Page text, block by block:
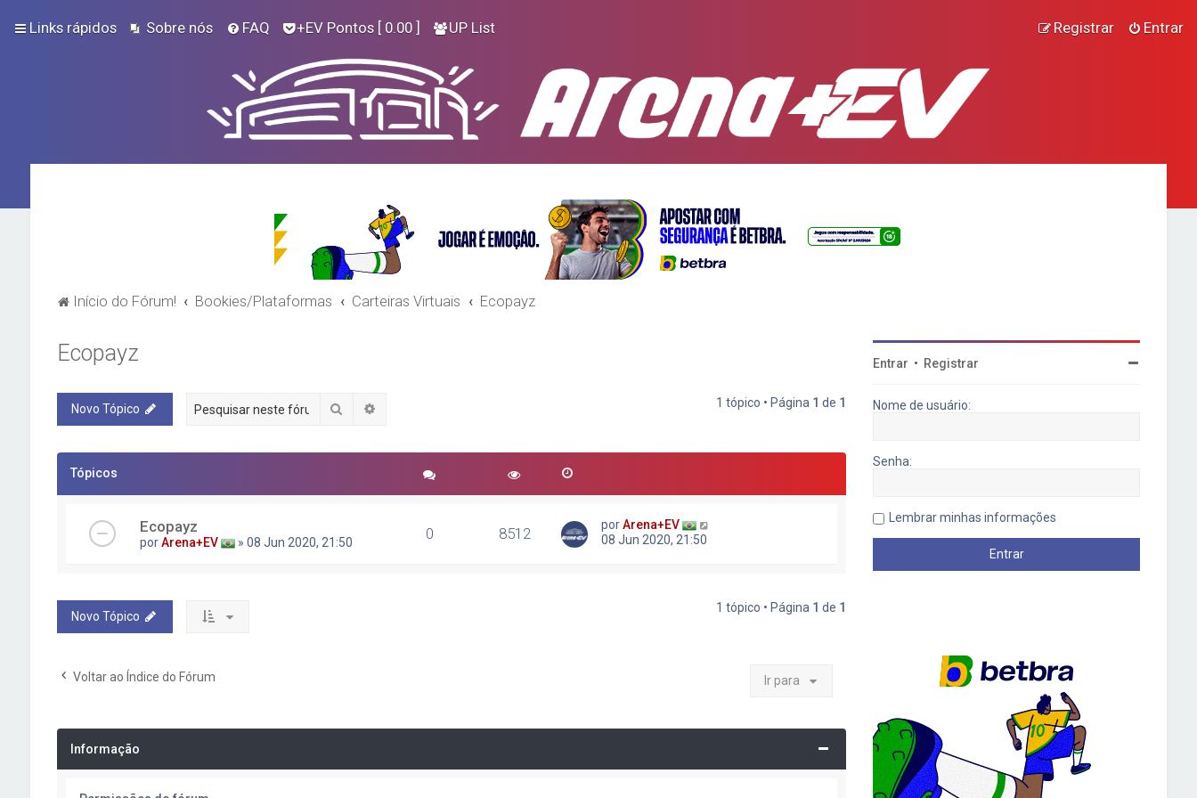
Links rápidos Sobre nós FAQ +EV Pontos [ 0.00 ] UP List Entrar
Registrar
Início do Fórum! Bookies/Plataformas Carteiras Virtuais Ecopayz
Ecopayz
Novo Tópico Pesquisar 1 tópico • Página 1 de 1
Tópicos
Ecopayz
porArena+EV » 08 Jun 2020, 21:50 0 8512 porArena+EV
08 Jun 2020, 21:50
Novo Tópico
1 tópico • Página 1 de 1
Voltar ao Índice do Fórum Ir para
Informação
Entrar • Registrar
Nome de usuário:
Senha:
Lembrar minhas informações